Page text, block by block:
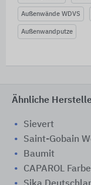
Außenwände WDVS
Außenwandputze
Ähnliche
Sievert
Saint-Gobain
Baumit
CAPAROL